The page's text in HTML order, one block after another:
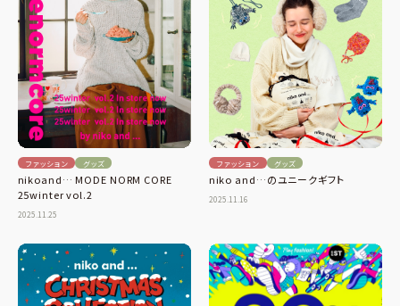
ファッション グッズ
nikoand… MODE NORM CORE
25winter vol.2
2025.11.25
ファッション グッズ
niko and…のユニークギフト
2025.11.16